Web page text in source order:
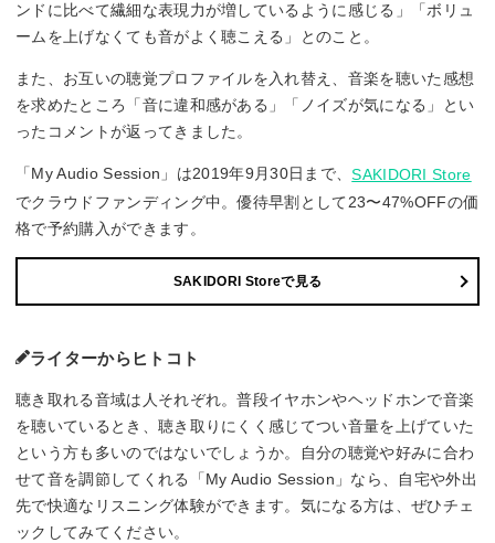
ンドに比べて繊細な表現力が増しているように感じる」「ボリュ
ームを上げなくても音がよく聴こえる」とのこと。
また、お互いの聴覚プロファイルを入れ替え、音楽を聴いた感想
を求めたところ「音に違和感がある」「ノイズが気になる」とい
ったコメントが返ってきました。
「My Audio Session」は2019年9月30日まで、SAKIDORI Store
でクラウドファンディング中。優待早割として23〜47%OFFの価
格で予約購入ができます。
SAKIDORI Storeで見る
ライターからヒトコト
聴き取れる音域は人それぞれ。普段イヤホンやヘッドホンで音楽
を聴いているとき、聴き取りにくく感じてつい音量を上げていた
という方も多いのではないでしょうか。自分の聴覚や好みに合わ
せて音を調節してくれる「My Audio Session」なら、自宅や外出
先で快適なリスニング体験ができます。気になる方は、ぜひチェ
ックしてみてください。